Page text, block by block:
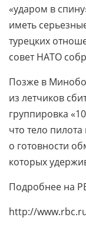
«ударом в
иметь
турецких
совет НАТО
Позже в
из летчиков
группировка
что тело
о готовности
которых
Подробнее на
http://